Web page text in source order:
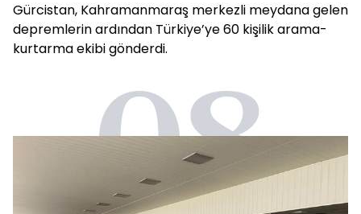
Gürcistan, Kahramanmaraş merkezli meydana gelen
depremlerin ardından Türkiye’ye 60 kişilik arama-
kurtarma ekibi gönderdi.08